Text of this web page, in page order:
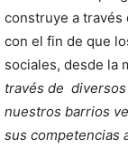
construye a través
con el fin de que
sociales, desde la
través de
nuestros barrios
sus competencias